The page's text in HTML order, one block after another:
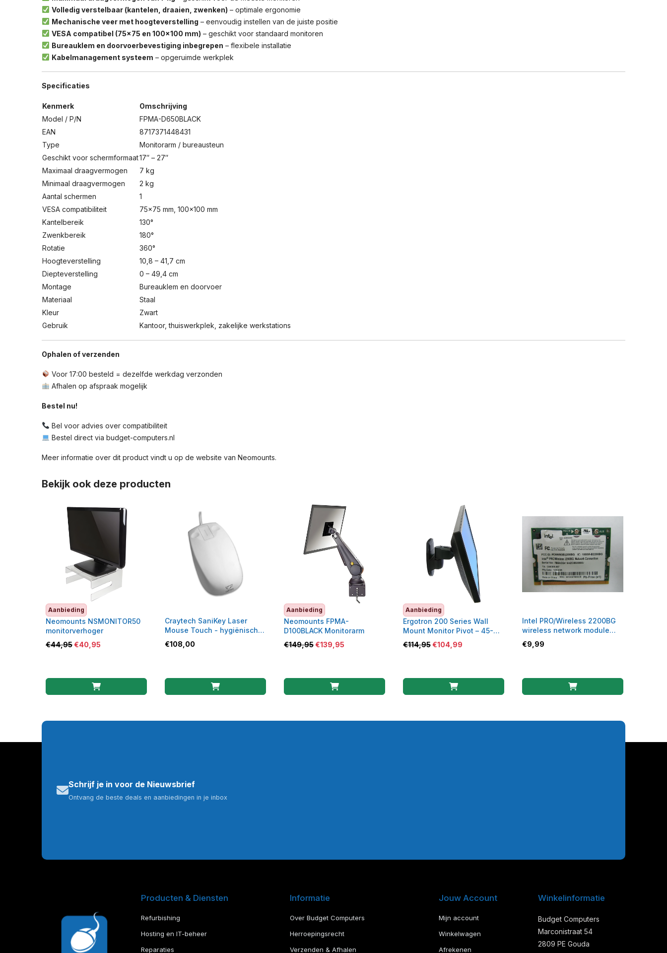
Volledig verstelbaar (kantelen, draaien, zwenken) – optimale ergonomie
Mechanische veer met hoogteverstelling – eenvoudig instellen van de juiste positie
VESA compatibel (75×75 en 100×100 mm) – geschikt voor standaard monitoren
Bureauklem en doorvoerbevestiging inbegrepen – flexibele installatie
Kabelmanagement systeem – opgeruimde werkplek
Specificaties
Kenmerk
Omschrijving
Model / P/N
FPMA-D650BLACK
EAN
8717371448431
Type
Monitorarm / bureausteun
Geschikt voor schermformaat17″ – 27″
Maximaal draagvermogen
7 kg
Minimaal draagvermogen
2 kg
Aantal schermen
1
VESA compatibiliteit
75×75 mm, 100×100 mm
Kantelbereik
130°
Zwenkbereik
180°
Rotatie
360°
Hoogteverstelling
10,8 – 41,7 cm
Diepteverstelling
0 – 49,4 cm
Montage
Bureauklem en doorvoer
Materiaal
Staal
Kleur
Zwart
Gebruik
Kantoor, thuiswerkplek, zakelijke werkstations
Ophalen of verzenden
Voor 17:00 besteld = dezelfde werkdag verzonden
Afhalen op afspraak mogelijk
Bestel nu!
Bel voor advies over compatibiliteit
Bestel direct via budget-computers.nl
Meer informatie over dit product vindt u op de website van Neomounts.
Bekijk ook deze producten
Aanbieding
Neomounts NSMONITOR50
monitorverhoger
€44,95€40,95
Craytech SaniKey Laser
Mouse Touch - hygiënische
muis
€108,00
Aanbieding
Neomounts FPMA-
D100BLACK Monitorarm
€149,95€139,95
Aanbieding
Ergotron 200 Series Wall
Mount Monitor Pivot – 45-
232-200
€114,95€104,99
Intel PRO/Wireless 2200BG
wireless network module
WLAN
€9,99
Schrijf je in voor de Nieuwsbrief
Ontvang de beste deals en aanbiedingen in je inbox
Producten & Diensten
Refurbishing
Hosting en IT-beheer
Reparaties
Informatie
Over Budget Computers
Herroepingsrecht
Verzenden & Afhalen
Jouw Account
Mijn account
Winkelwagen
Afrekenen
Winkelinformatie
Budget Computers
Marconistraat 54
2809 PE Gouda